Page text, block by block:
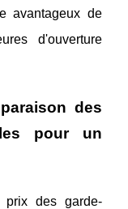
avantageux de
d'ouverture
des
pour un
prix des garde-